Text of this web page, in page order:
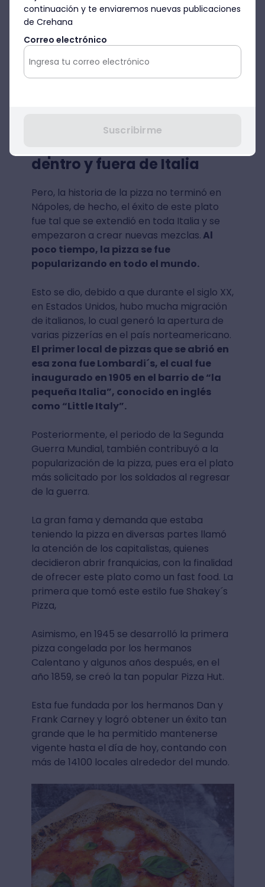
Expansión de la Pizza
dentro y fuera de Italia
Pero, la historia de la pizza no terminó en
Nápoles, de hecho, el éxito de este plato
fue tal que se extendió en toda Italia y se
empezaron a crear nuevas mezclas.Al
poco tiempo, la pizza se fue
popularizando en todo el mundo.
Esto se dio, debido a que durante el siglo XX,
en Estados Unidos, hubo mucha migración
de italianos, lo cual generó la apertura de
varias pizzerías en el país norteamericano.
El primer local de pizzas que se abrió en
esa zona fue Lombardi´s, el cual fue
inaugurado en 1905 en el barrio de “la
pequeña Italia”, conocido en inglés
como “Little Italy”.
Posteriormente, el periodo de la Segunda
Guerra Mundial, también contribuyó a la
popularización de la pizza, pues era el plato
más solicitado por los soldados al regresar
de la guerra.
La gran fama y demanda que estaba
teniendo la pizza en diversas partes llamó
la atención de los capitalistas, quienes
decidieron abrir franquicias, con la finalidad
de ofrecer este plato como un fast food. La
primera que tomó este estilo fue Shakey´s
Pizza,
Asimismo, en 1945 se desarrolló la primera
pizza congelada por los hermanos
Calentano y algunos años después, en el
año 1859, se creó la tan popular Pizza Hut.
Esta fue fundada por los hermanos Dan y
Frank Carney y logró obtener un éxito tan
grande que le ha permitido mantenerse
vigente hasta el día de hoy, contando con
más de 14100 locales alrededor del mundo.
continuación y te enviaremos nuevas publicaciones
de Crehana
Correo electrónico
Suscribirme